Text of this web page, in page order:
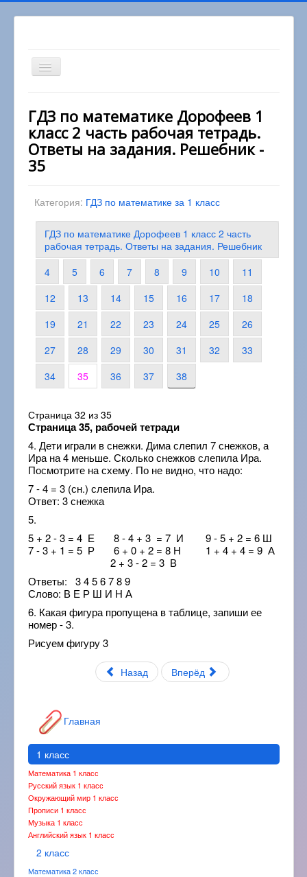
Включить/
выключить
Вы здесь:
Математика 1 класс
ГДЗ по математике Дорофеев 1 класс 2 часть
рабочая тетрадь. Ответы на задания. Решебник
ГДЗ по математике Дорофеев 1
класс 2 часть рабочая тетрадь.
Ответы на задания. Решебник -
35
Категория: ГДЗ по математике за 1 класс
ГДЗ по математике Дорофеев 1 класс 2 часть
рабочая тетрадь. Ответы на задания. Решебник
4
5 6 7 8 9 10
11
12
13 14 15 16 17
18
19
21 22 23 24 25
26
27
28 29 30 31 32
33
34
35 36 37 38
Страница 32 из 35
Страница 35, рабочей тетради
4. Дети играли в снежки. Дима слепил 7 снежков, а
Ира на 4 меньше. Сколько снежков слепила Ира.
Посмотрите на схему. По не видно, что надо:
7 - 4 = 3 (сн.) слепила Ира.
Ответ: 3 снежка
5.
5 + 2 - 3 = 4 Е 8 - 4 + 3 = 7 И 9 - 5 + 2 = 6 Ш
7 - 3 + 1 = 5 Р 6 + 0 + 2 = 8 Н 1 + 4 + 4 = 9 А
2 + 3 - 2 = 3 В
Ответы: 3 4 5 6 7 8 9
Слово: В Е Р Ш И Н А
6. Какая фигура пропущена в таблице, запиши ее
номер - 3.
Рисуем фигуру 3
Назад Вперёд
Главная
1 класс
Математика 1 класс
Русский язык 1 класс
Окружающий мир 1 класс
Прописи 1 класс
Музыка 1 класс
Английский язык 1 класс
2 класс
Математика 2 класс